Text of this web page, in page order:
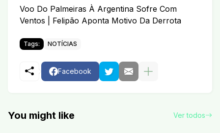
Voo Do Palmeiras À Argentina Sofre Com
Ventos | Felipão Aponta Motivo Da Derrota
Tags: NOTÍCIAS
Facebook
You might like Ver todos